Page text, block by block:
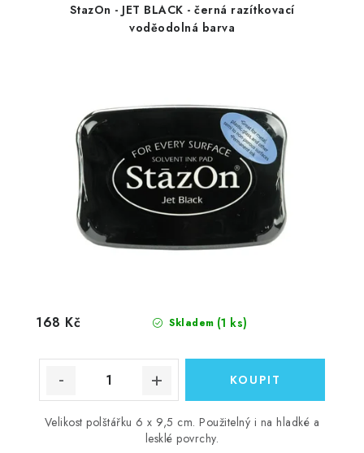
StazOn - JET BLACK - černá razítkovací
voděodolná barva
Skladem (1 ks)
168 Kč
Velikost polštářku 6 x 9,5 cm. Použitelný i na hladké a
lesklé povrchy.